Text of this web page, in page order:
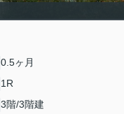
0.5ヶ月
1R
3階/3階建